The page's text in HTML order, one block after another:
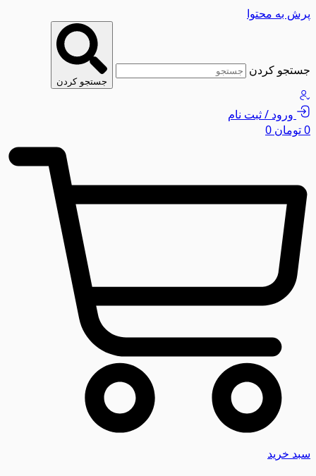
پرش به محتوا
جستجو کردن
جستجو کردن
ورود / ثبت نام
0تومان 0
سبد خرید